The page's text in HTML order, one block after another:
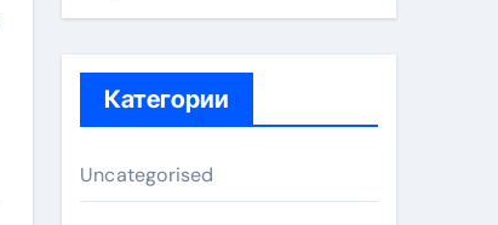
Категории
Uncategorised